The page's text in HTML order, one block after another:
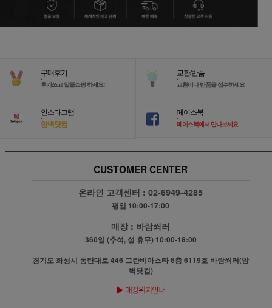
구매후기
-
후기쓰고 알뜰쇼핑 하세요!
교환/반품
-
교환이나 반품을 접수하세요
인스타그램
-
암벽닷컴
페이스북
-
페이스북에서 만나보세요
CUSTOMER CENTER
온라인 고객센터 :02-6949-4285
평일 10:00-17:00
매장 : 바람쐬러
360일 (추석, 설 휴무) 10:00-18:00
경기도 화성시 동탄대로 446 그란비아스타 6층 6119호 바람쐬러(암
벽닷컴)